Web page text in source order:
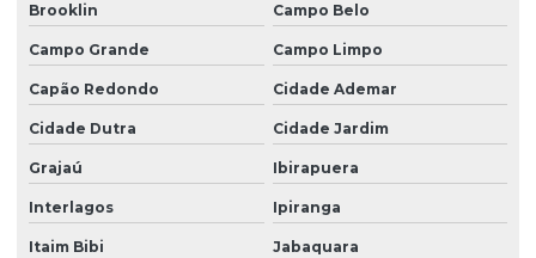
Orçamento de georreferenciamento
Orçamento de planta baixa
Orçamento de projeto arquitetonico
Orçamento topografia
Orçamento topografia de terreno
Planta baixa de casas preço
Brooklin Campo Belo
Campo Grande Campo Limpo
Capão Redondo Cidade Ademar
Cidade Dutra Cidade Jardim
Grajaú Ibirapuera
Interlagos Ipiranga
Itaim Bibi Jabaquara